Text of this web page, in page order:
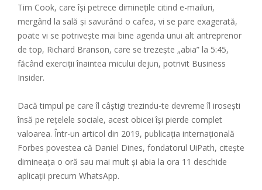
Tim Cook, care își petrece diminețile citind e-mailuri,
mergând la sală și savurând o cafea, vi se pare exagerată,
poate vi se potrivește mai bine agenda unui alt antreprenor
de top, Richard Branson, care se trezește „abia” la 5:45,
făcând exerciții înaintea micului dejun, potrivit Business
Insider.
Dacă timpul pe care îl câștigi trezindu-te devreme îl irosești
însă pe rețelele sociale, acest obicei își pierde complet
valoarea. Într-un articol din 2019, publicația internațională
Forbes povestea că Daniel Dines, fondatorul UiPath, citește
dimineața o oră sau mai mult și abia la ora 11 deschide
aplicații precum WhatsApp.